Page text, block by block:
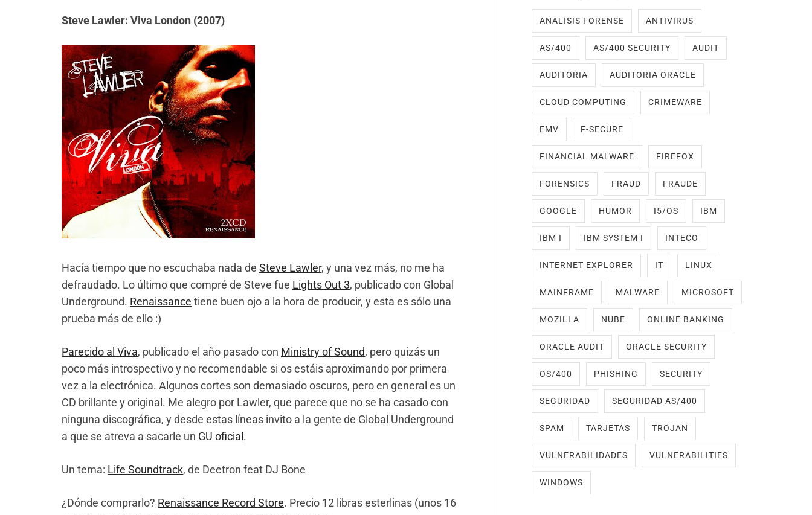
Steve Lawler: Viva London (2007)
Hacía tiempo que no escuchaba nada de Steve Lawler, y una vez más, no me ha
defraudado. Lo último que compré de Steve fue Lights Out 3, publicado con Global
Underground. Renaissance tiene buen ojo a la hora de producir, y esta es sólo una
prueba más de ello :)
Parecido al Viva, publicado el año pasado con Ministry of Sound, pero quizás un
poco más introspectivo y no recomendable si os estáis aproximando por primera
vez a la electrónica. Algunos cortes son demasiado oscuros, pero en general es un
CD brillante y original. Me alegro por Lawler, que parece que no se ha casado con
ninguna discográfica, y desde estas líneas invito a la gente de Global Underground
a que se atreva a sacarle un GU oficial .
Un tema: Life Soundtrack, de Deetron feat DJ Bone
¿Dónde comprarlo? Renaissance Record Store. Precio 12 libras esterlinas (unos 16
ANALISIS FORENSE ANTIVIRUS
AS/400 AS/400 SECURITY AUDIT
AUDITORIA AUDITORIA ORACLE
CLOUD COMPUTING CRIMEWARE
EMV F-SECURE
FINANCIAL MALWARE FIREFOX
FORENSICS FRAUD FRAUDE
GOOGLE HUMOR I5/OS IBM
IBM I IBM SYSTEM I INTECO
INTERNET EXPLORER IT LINUX
MAINFRAME MALWARE MICROSOFT
MOZILLA NUBE ONLINE BANKING
ORACLE AUDIT ORACLE SECURITY
OS/400 PHISHING SECURITY
SEGURIDAD SEGURIDAD AS/400
SPAM TARJETAS TROJAN
VULNERABILIDADES VULNERABILITIES
WINDOWS